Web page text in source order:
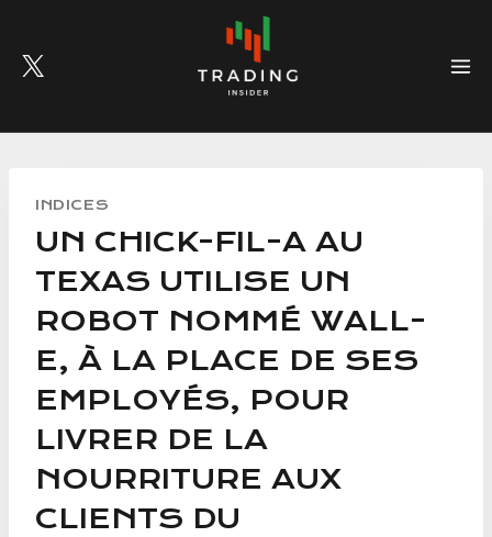
content
INDICES
UN CHICK-FIL-A AU
TEXAS UTILISE UN
ROBOT NOMMÉ WALL-
E, À LA PLACE DE SES
EMPLOYÉS, POUR
LIVRER DE LA
NOURRITURE AUX
CLIENTS DU